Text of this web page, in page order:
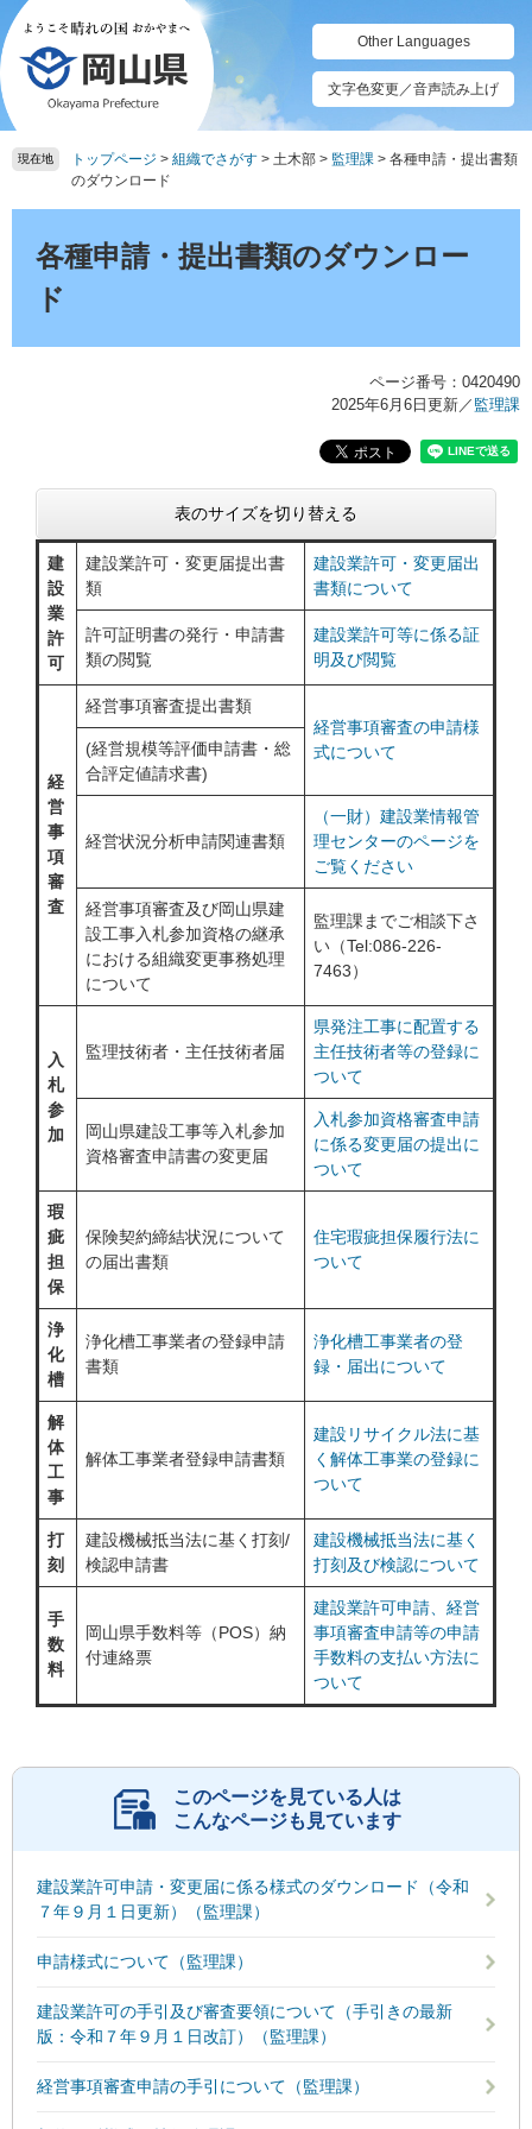
ペ
ー
ジ
の
先
頭
メ
ニ
ュ
ー
を
飛
て
Other Languages
文字色変更／音声読み上げ
現在地 トップページ > 組織でさがす > 土木部 > 監理課 > 各種申請・提出書類
のダウンロード
各種申請・提出書類のダウンロー
ド
ページ番号：0420490
2025年6月6日更新／ 監理課
表のサイズを切り替える
建
設
業
許
可
建設業許可・変更届提出書
類
建設業許可・変更届出
書類について
許可証明書の発行・申請書
類の閲覧
建設業許可等に係る証
明及び閲覧
経
営
事
項
審
査
経営事項審査提出書類
経営事項審査の申請様
式について
(経営規模等評価申請書・総
合評定値請求書)
経営状況分析申請関連書類
（一財）建設業情報管
理センターのページを
ご覧ください
経営事項審査及び岡山県建
設工事入札参加資格の継承
における組織変更事務処理
について
監理課までご相談下さ
い（Tel:086-226-
7463）
入
札
参
加
監理技術者・主任技術者届
県発注工事に配置する
主任技術者等の登録に
ついて
岡山県建設工事等入札参加
資格審査申請書の変更届
入札参加資格審査申請
に係る変更届の提出に
ついて
瑕
疵
担
保
保険契約締結状況について
の届出書類
住宅瑕疵担保履行法に
ついて
浄
化
槽
浄化槽工事業者の登録申請
書類
浄化槽工事業者の登
録・届出について
解
体
工
事
解体工事業者登録申請書類
建設リサイクル法に基
く解体工事業の登録に
ついて
打
刻
建設機械抵当法に基く打刻/
検認申請書
建設機械抵当法に基く
打刻及び検認について
手
数
料
岡山県手数料等（POS）納
付連絡票
建設業許可申請、経営
事項審査申請等の申請
手数料の支払い方法に
ついて
このページを見ている人は
こんなページも見ています
建設業許可申請・変更届に係る様式のダウンロード（令和
７年９月１日更新）（監理課）
申請様式について（監理課）
建設業許可の手引及び審査要領について（手引きの最新
版：令和７年９月１日改訂）（監理課）
経営事項審査申請の手引について（監理課）